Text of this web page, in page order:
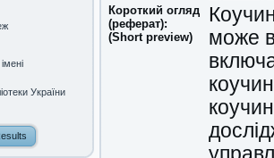
України
Короткий огляд
(реферат):
(Short preview)
може